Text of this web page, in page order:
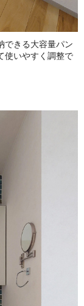
できる大容量パン
使いやすく調整で